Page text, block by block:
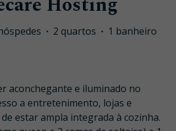
· 2 quartos · 1 banheiro
aconchegante e iluminado no
a entretenimento, lojas e
estar ampla integrada à cozinha.